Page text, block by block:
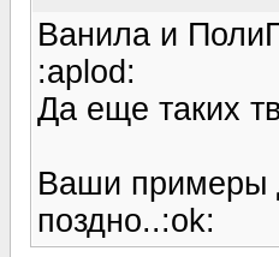
Ванила и
:aplod:
Да еще таких
Ваши примеры
поздно..:ok: